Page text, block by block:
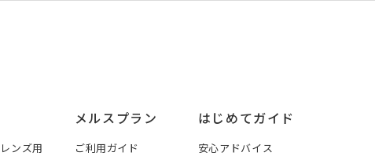
ンズ用
メルスプラン
ご利用ガイド
はじめてガイド
安心アドバイス